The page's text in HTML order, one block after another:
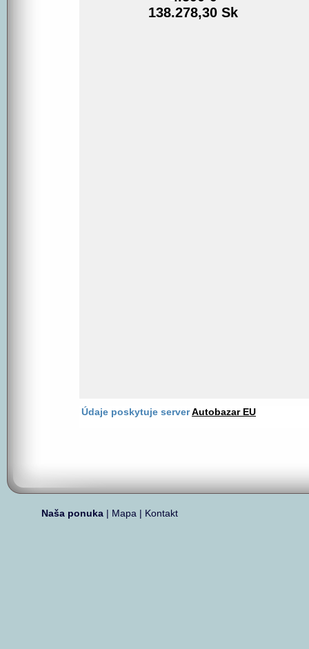
138.278,30 Sk
Údaje poskytuje serverAutobazar EU
Naša ponuka | Mapa | Kontakt